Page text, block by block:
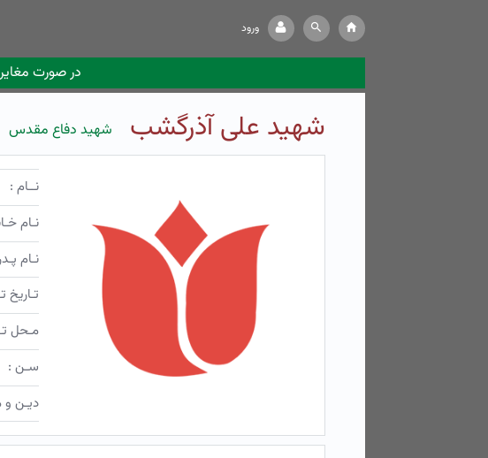
ورود
در صورت
شهید علی آذرگشب شهید دفاع مقدس
نــام :
نـام
نـام
تـاریخ
مـحل
سـن :
دیـن